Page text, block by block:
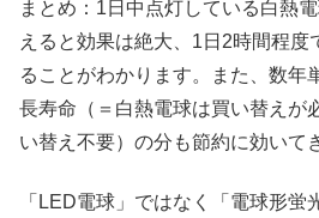
まとめ：1日中点灯している白熱
えると効果は絶大、1日2時間程度
ることがわかります。また、数年
長寿命（＝白熱電球は買い替えが
い替え不要）の分も節約に効いて
「LED電球」ではなく「電球形蛍